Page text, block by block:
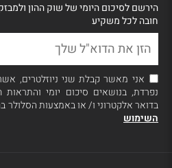
הירשם לסיכום היומי של שוק ההון
חובה לכל משקיע
אני מאשר קבלת שני ניוזלטרים,
נפרדת, בנושאים סיכום יומי והתראות
בדואר אלקטרוני ו/ או באמצעות הסלולר
השימוש